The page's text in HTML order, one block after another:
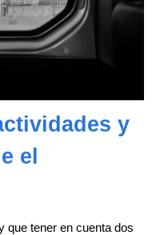
y
el
que tener en cuenta dos